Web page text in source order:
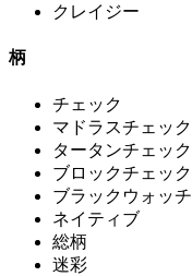
クレイジー
柄
チェック
マドラスチェック
タータンチェック
ブロックチェック
ブラックウォッチ
ネイティブ
総柄
迷彩